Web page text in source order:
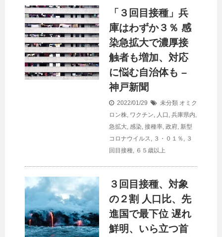
「３回目接種」兵
庫はわずか３％ 感
染急拡大で濃厚接
触者も増加、対応
に悩む自治体も –
神戸新聞
2022/01/29 未分類 オミク
ロン株, ワクチン, 人口 , 兵庫県内,
急拡大, 感染, 接種率, 政府, 新型
コロナウイルス, ３・０１％ , ３
回目接種, ６５歳以上
３回目接種、対象
の２割 人口 比、先
進国で最下位 遅れ
鮮明、いら立つ首